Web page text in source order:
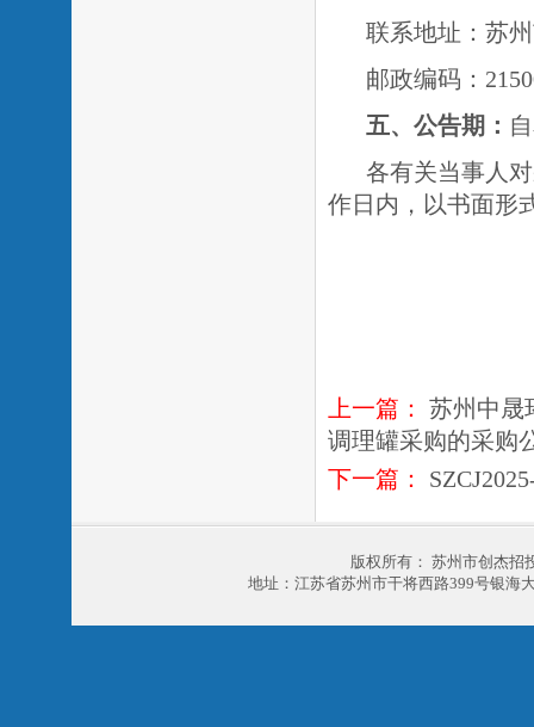
联系地址：苏
邮政编码：
五、公告期：
各有关当事人
作日内，以书面形
上一篇：
苏州中晟
调理罐采购的采购
下一篇：
版权所有： 苏州市创杰
地址：江苏省苏州市干将西路399号银海